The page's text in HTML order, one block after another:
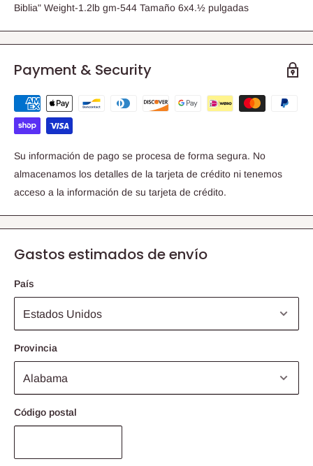
Biblia" Weight-1.2lb gm-544 Tamaño 6x4.½ pulgadas
Payment & Security
Su información de pago se procesa de forma segura. No
almacenamos los detalles de la tarjeta de crédito ni tenemos
acceso a la información de su tarjeta de crédito.
Gastos estimados de envío
País
Provincia
Código postal